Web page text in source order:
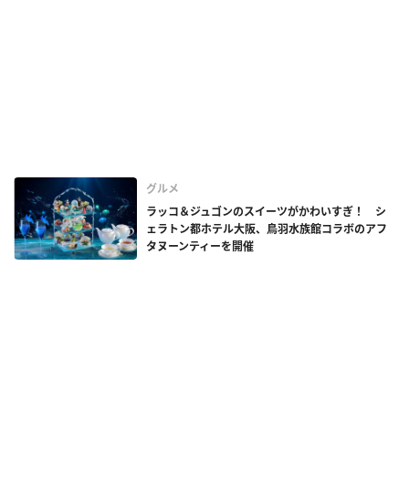
グルメ
ラッコ＆ジュゴンのスイーツがかわいすぎ！ シ
ェラトン都ホテル大阪、鳥羽水族館コラボのアフ
タヌーンティーを開催